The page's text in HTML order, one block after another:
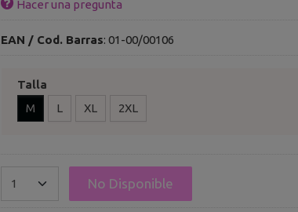
Hacer una pregunta
EAN / Cod. Barras: 01-00/00106
Talla
M
L XL 2XL
No Disponible